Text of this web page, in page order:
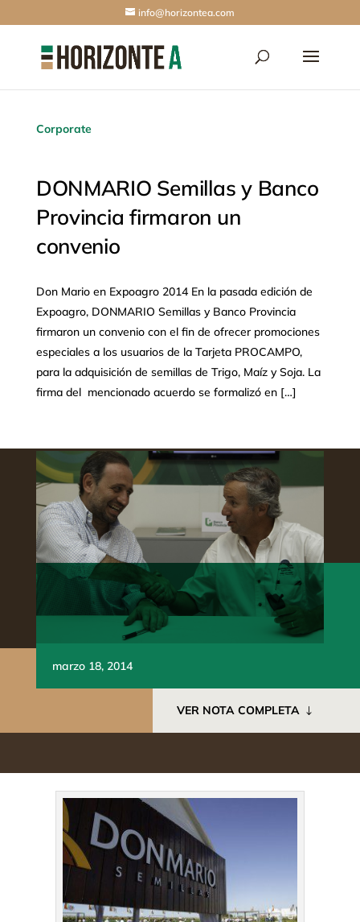
info@horizontea.com
Corporate
DONMARIO Semillas y Banco
Provincia firmaron un
convenio
Don Mario en Expoagro 2014 En la pasada edición de
Expoagro, DONMARIO Semillas y Banco Provincia
firmaron un convenio con el fin de ofrecer promociones
especiales a los usuarios de la Tarjeta PROCAMPO,
para la adquisición de semillas de Trigo, Maíz y Soja. La
firma del mencionado acuerdo se formalizó en […]
marzo 18, 2014
VER NOTA COMPLETA